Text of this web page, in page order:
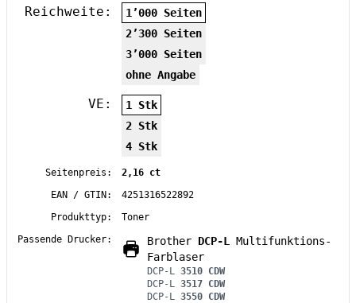
Reichweite:
1’000 Seiten
2’300 Seiten
3’000 Seiten
ohne Angabe
VE:
1 Stk
2 Stk
4 Stk
Seitenpreis:
2,16 ct
EAN / GTIN:
4251316522892
Produkttyp:
Toner
Passende Drucker:
Brother DCP-L
Multifunktions-
Farblaser
DCP-L 3510 CDW
DCP-L 3517 CDW
DCP-L 3550 CDW